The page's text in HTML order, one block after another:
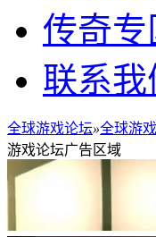
传奇专
联系我
全球游戏论坛»全球游
游戏论坛广告区域